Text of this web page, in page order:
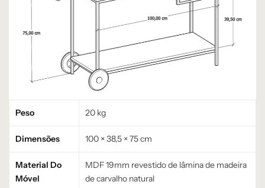
Peso 20 kg
Dimensões 100 × 38,5 × 75 cm
Material Do
Móvel
MDF 19mm revestido de lâmina de madeira
de carvalho natural